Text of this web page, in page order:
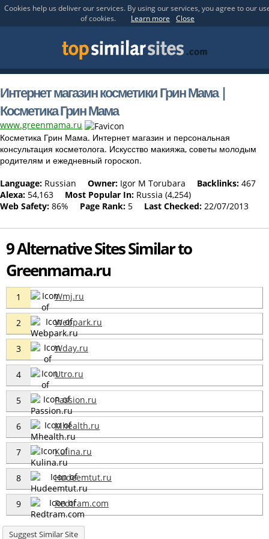
Cookies help us deliver our services. By using our services, you agree to our
of cookies.
Learn more Close
Интернет магазин косметики Грин Мама |
Косметика Грин Мама
www.greenmama.ru
Косметика Грин Мама. Интернет магазин и персональная
консультация косметолога. Искусство макияжа, советы молодым
родителям и ежедневный гороскоп.
Language: Russian Owner: Igor M Torubara Backlinks: 467
Alexa: 54,163 Most Popular In: Russia (4,254)
Web Safety: 86% Page Rank: 5 Last Checked: 22/07/2013
9 Alternative Sites Similar to
Greenmama.ru
1 Wmj.ru
2 Webpark.ru
3 Wday.ru
4 Utro.ru
5 Passion.ru
6 Mhealth.ru
7 Kulina.ru
8 Hudeemtut.ru
9 Redtram.com
Suggest Similar Site